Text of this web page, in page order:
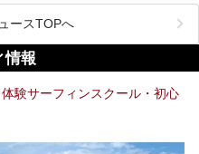
っぷり堪能してきたので、その全容
、心ゆくまで楽しむためのサービス
みられます。
だわった、大阪府内のオススメ温
介したいと思います！
ースTOPへ
情報
験サーフィンスクール・初心